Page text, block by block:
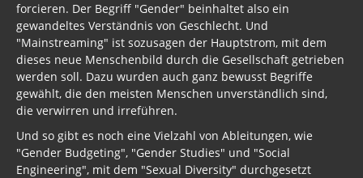
forcieren. Der Begriff "Gender" beinhaltet also ein
gewandeltes Verständnis von Geschlecht. Und
"Mainstreaming" ist sozusagen der Hauptstrom, mit dem
dieses neue Menschenbild durch die Gesellschaft getrieben
werden soll. Dazu wurden auch ganz bewusst Begriffe
gewählt, die den meisten Menschen unverständlich sind,
die verwirren und irreführen.
Und so gibt es noch eine Vielzahl von Ableitungen, wie
"Gender Budgeting", "Gender Studies" und "Social
Engineering", mit dem "Sexual Diversity" durchgesetzt